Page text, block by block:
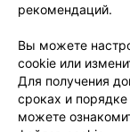
рекомендаций.
Вы можете
cookie или
Для получения
сроках и
можете